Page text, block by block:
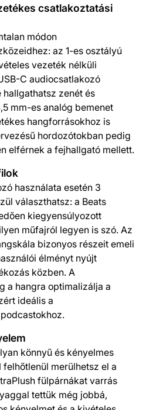
csatlakoztatási
módon
az 1-es osztályú
vezeték nélküli
C audiocsatlakozó
zenét és
mm-es analóg bemenet
hangforrásokhoz is
hordozótokban pedig
elférnek a fejhallgató mellett.
használata esetén 3
választhatsz: a Beats
kiegyensúlyozott
műfajról legyen is szó. Az
bizonyos részeit emeli
élményt nyújt
közben. A
a hangra optimalizálja a
ideális a
könnyű és kényelmes
merülhetsz el a
fülpárnákat varrás
tettük még jobbá,